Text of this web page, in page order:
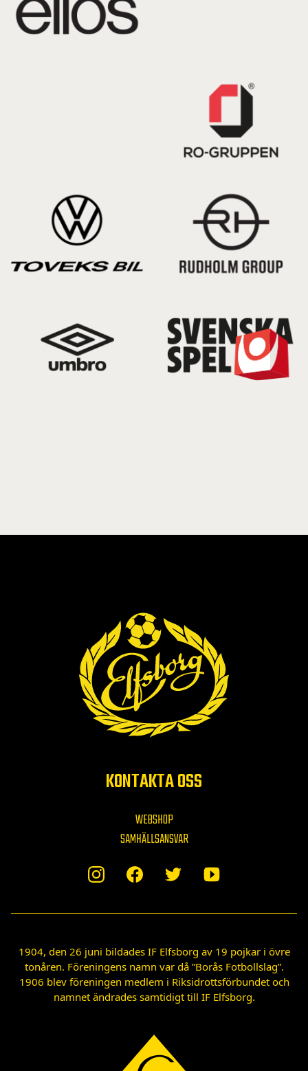
KONTAKTA OSS
WEBSHOP
SAMHÄLLSANSVAR
1904, den 26 juni bildades IF Elfsborg av 19 pojkar i övre
tonåren. Föreningens namn var då ”Borås Fotbollslag”.
1906 blev föreningen medlem i Riksidrottsförbundet och
namnet ändrades samtidigt till IF Elfsborg.